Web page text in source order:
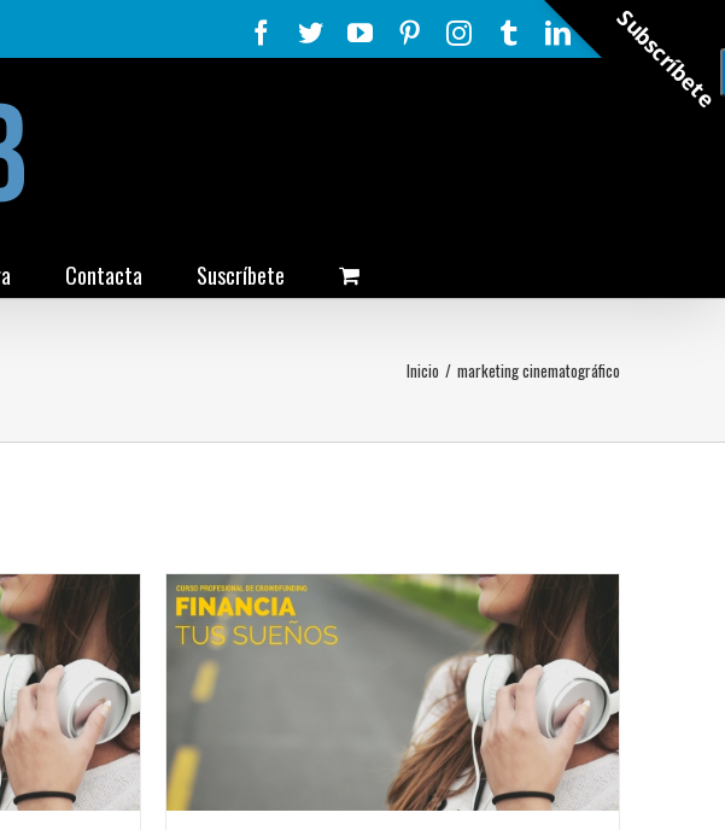
Facebook
TwitterYouTubePinterestInstagram
TumblrLinkedIn
Rss
Contacta Suscríbete
Inicio / marketing cinematográfico
Subscríbete